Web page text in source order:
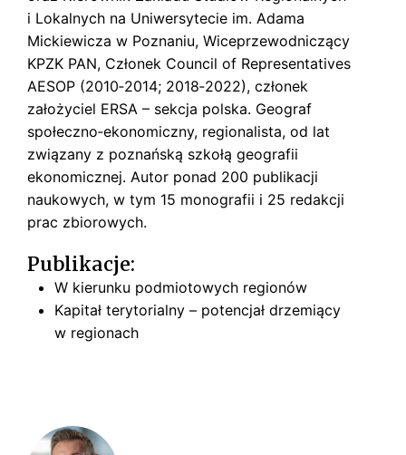
i Lokalnych na Uniwersytecie im. Adama
Mickiewicza w Poznaniu, Wiceprzewodniczący
KPZK PAN, Członek Council of Representatives
AESOP (2010‑2014; 2018‑2022), członek
założyciel ERSA – sekcja polska. Geograf
społeczno­‑ekonomiczny, regionalista, od lat
związany z poznańską szkołą geografii
ekonomicznej. Autor ponad 200 publikacji
naukowych, w tym 15 monografii i 25 redakcji
prac zbiorowych.
Publikacje:
W kierunku podmiotowych regionów
Kapitał terytorialny – potencjał drzemiący
w regionach